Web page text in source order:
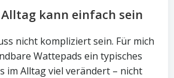
kann einfach sein
nicht kompliziert sein. Für mich
Wattepads ein typisches
im Alltag viel verändert – nicht